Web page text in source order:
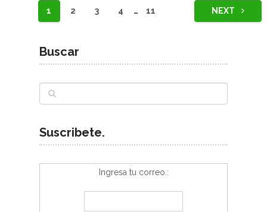
Navegación
entradas
1 2 3 4 … 11 NEXT
Buscar
Suscribete.
Ingresa tu correo.: